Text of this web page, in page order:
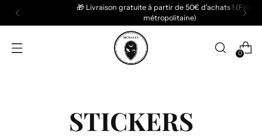
🎁 Livraison gratuite à partir de 50€ d'achats ! (France
métropolitaine)
0
STICKERS